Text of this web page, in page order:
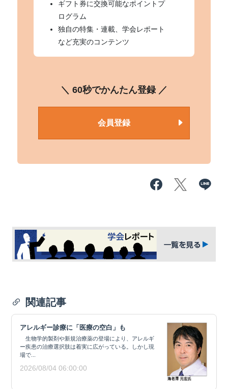
ギフト券に交換可能なポイントプ
ログラム
独自の特集・連載、学会レポート
など充実のコンテンツ
＼ 60秒でかんたん登録 ／
会員登録
関連記事
アレルギー診療に「医療の空白」も
生物学的製剤や新規治療薬の登場により、アレルギ
ー疾患の治療選択肢は着実に広がっている。しかし現
場で...
2026/08/04 06:00:00